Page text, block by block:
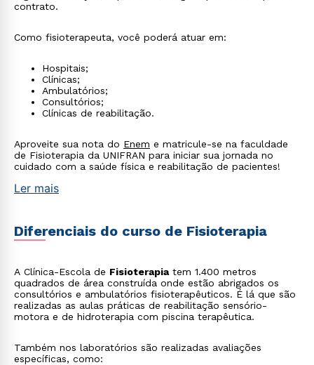
contrato.
Como fisioterapeuta, você poderá atuar em:
Hospitais;
Clínicas;
Ambulatórios;
Consultórios;
Clínicas de reabilitação.
Aproveite sua nota do Enem e matricule-se na faculdade
de Fisioterapia da UNIFRAN para iniciar sua jornada no
cuidado com a saúde física e reabilitação de pacientes!
Ler mais
Diferenciais do curso de Fisioterapia
A Clínica-Escola de Fisioterapiatem 1.400 metros
quadrados de área construída onde estão abrigados os
consultórios e ambulatórios fisioterapêuticos. É lá que são
realizadas as aulas práticas de reabilitação sensório-
motora e de hidroterapia com piscina terapêutica.
Também nos laboratórios são realizadas avaliações
específicas, como: